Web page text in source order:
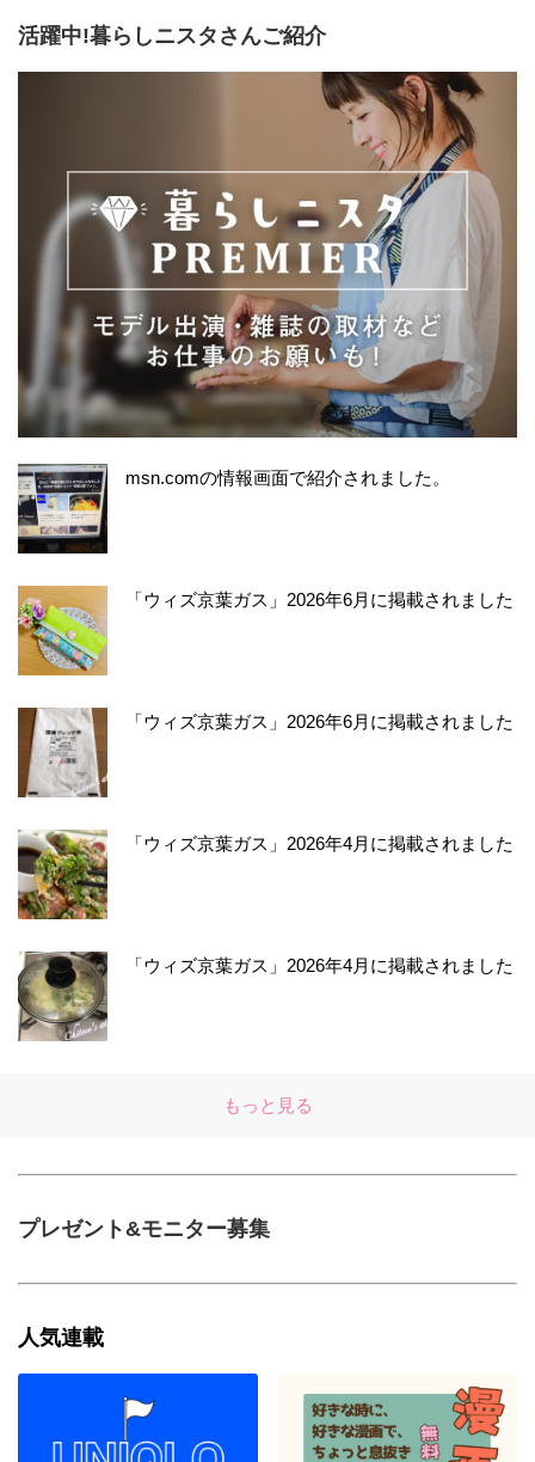
活躍中!暮らしニスタさんご紹介
msn.comの情報画面で紹介されました。
「ウィズ京葉ガス」2026年6月に掲載されました
「ウィズ京葉ガス」2026年6月に掲載されました
「ウィズ京葉ガス」2026年4月に掲載されました
「ウィズ京葉ガス」2026年4月に掲載されました
もっと見る
プレゼント&モニター募集
人気連載